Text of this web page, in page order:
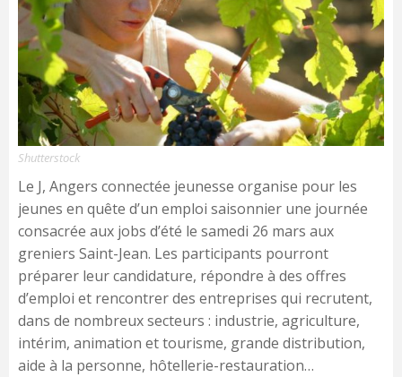
Shutterstock
Le J, Angers connectée jeunesse organise pour les
jeunes en quête d’un emploi saisonnier une journée
consacrée aux jobs d’été le samedi 26 mars aux
greniers Saint-Jean. Les participants pourront
préparer leur candidature, répondre à des offres
d’emploi et rencontrer des entreprises qui recrutent,
dans de nombreux secteurs : industrie, agriculture,
intérim, animation et tourisme, grande distribution,
aide à la personne, hôtellerie-restauration…